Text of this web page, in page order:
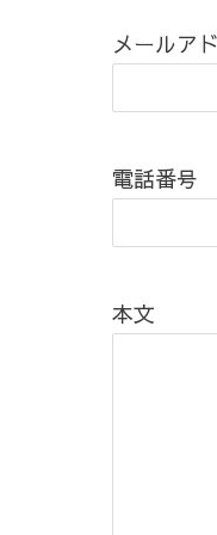
メールア
電話番号
本文